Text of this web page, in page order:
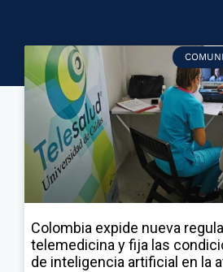
Colombia expide nueva
telemedicina y fija las
de inteligencia artificial en la